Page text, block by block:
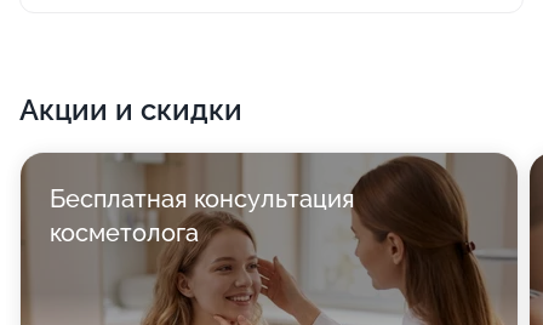
Акции и скидки
Бесплатная консультация
косметолога